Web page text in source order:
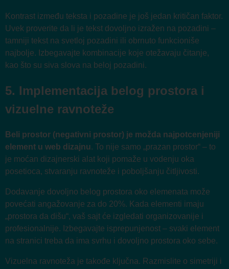
Kontrast između teksta i pozadine je još jedan kritičan faktor.
Uvek proverite da li je tekst dovoljno izražen na pozadini –
tamniji tekst na svetloj pozadini ili obrnuto funkcioniše
najbolje. Izbegavajte kombinacije koje otežavaju čitanje,
kao što su siva slova na beloj pozadini.
5. Implementacija belog prostora i
vizuelne ravnoteže
Beli prostor (negativni prostor) je možda najpotcenjeniji
element u web dizajnu. To nije samo „prazan prostor“ – to
je moćan dizajnerski alat koji pomaže u vodenju oka
posetioca, stvaranju ravnoteže i poboljšanju čitljivosti.
Dodavanje dovoljno belog prostora oko elemenata može
povećati angažovanje za do 20%. Kada elementi imaju
„prostora da dišu“, vaš sajt će izgledati organizovanije i
profesionalnije. Izbegavajte isprepunjenost – svaki element
na stranici treba da ima svrhu i dovoljno prostora oko sebe.
Vizuelna ravnoteža je takođe ključna. Razmislite o simetriji i